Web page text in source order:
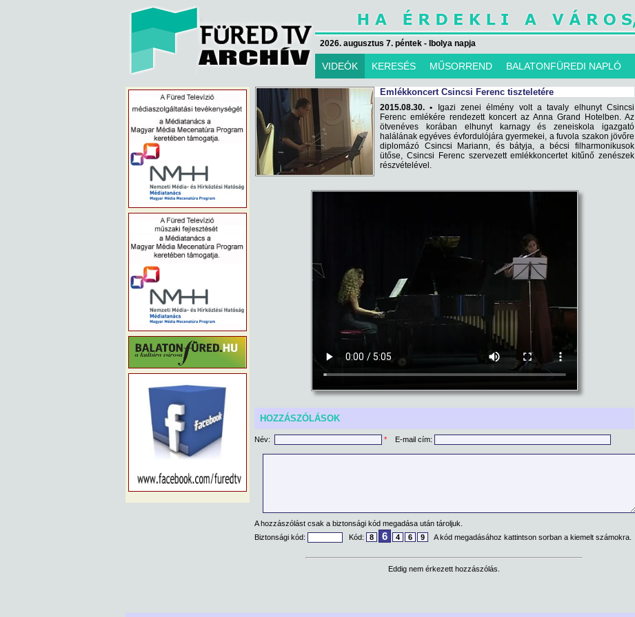
2026. augusztus 7. péntek - Ibolya napja
VIDEÓK KERESÉS MŰSORREND BALATONFÜREDI NAPLÓ
Emlékkoncert Csincsi Ferenc tiszteletére
2015.08.30. • Igazi zenei élmény volt a tavaly elhunyt Csincsi
Ferenc emlékére rendezett koncert az Anna Grand Hotelben. Az
ötvenéves korában elhunyt karnagy és zeneiskola igazgató
halálának egyéves évfordulójára gyermekei, a fuvola szakon jövőre
diplomázó Csincsi Mariann, és bátyja, a bécsi filharmonikusok
ütőse, Csincsi Ferenc szervezett emlékkoncertet kitűnő zenészek
részvételével.
HOZZÁSZÓLÁSOK
Név: * E-mail cím:
A hozzászólást csak a biztonsági kód megadása után tároljuk.
Biztonsági kód:
Kód: 8 6 4 6 9 A kód megadásához kattintson sorban a kiemelt számokra.
Eddig nem érkezett hozzászólás.